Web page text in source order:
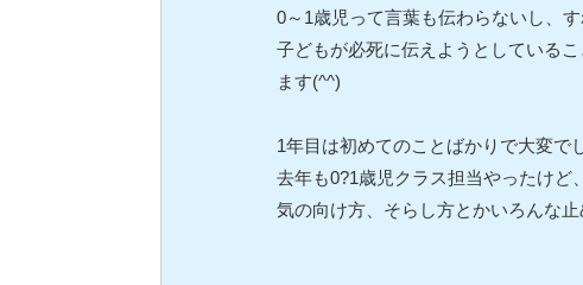
0～1歳児って言葉も伝わらないし、
子どもが必死に伝えようとしている
ます(^^)
1年目は初めてのことばかりで大変で
去年も0?1歳児クラス担当やったけど
気の向け方、そらし方とかいろんな